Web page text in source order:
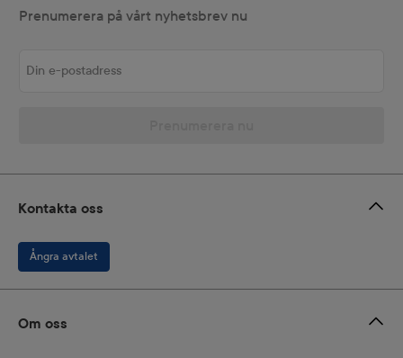
Prenumerera på vårt nyhetsbrev nu
Kontakta oss
Ångra avtalet
Om oss